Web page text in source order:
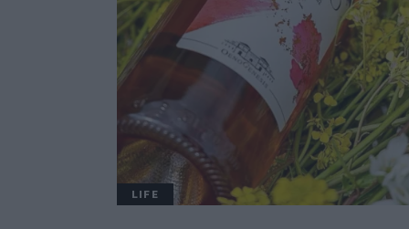
LIFE